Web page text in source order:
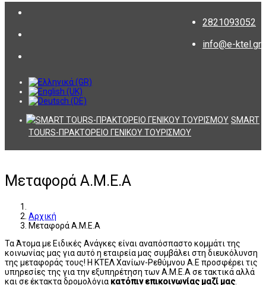
2821093052
info@e-ktel.gr
SMART
TOURS-ΠΡΑΚΤΟΡΕΙΟ ΓΕΝΙΚΟΥ ΤΟΥΡΙΣΜΟΥ
Μεταφορά Α.Μ.Ε.Α
Αρχική
Μεταφορά Α.Μ.Ε.Α
Τα Άτομα με Ειδικές Ανάγκες είναι αναπόσπαστο κομμάτι της
κοινωνίας μας για αυτό η εταιρεία μας συμβάλει στη διευκόλυνση
της μεταφοράς τους! Η ΚΤΕΛ Χανίων-Ρεθύμνου Α.Ε προσφέρει τις
υπηρεσίες της για την εξυπηρέτηση των Α.Μ.Ε.Α σε τακτικά αλλά
και σε έκτακτα δρομολόγια κατόπιν επικοινωνίας μαζί μας